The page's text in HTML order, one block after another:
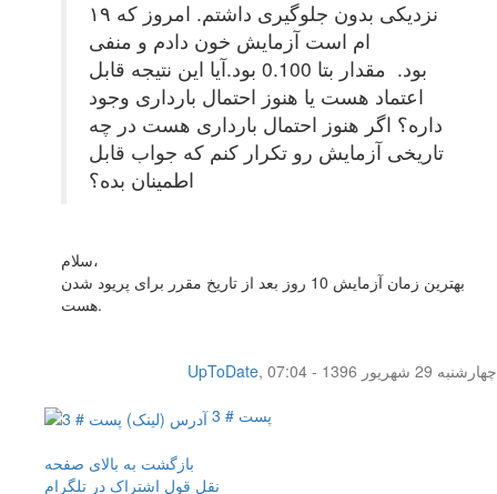
نزدیکی بدون جلوگیری داشتم. امروز که ۱۹
ام است آزمایش خون دادم و منفی
بود. مقدار بتا 0.100 بود.آیا این نتیجه قابل
اعتماد هست یا هنوز احتمال بارداری وجود
داره؟ اگر هنوز احتمال بارداری هست در چه
تاریخی آزمایش رو تکرار کنم که جواب قابل
اطمینان بده؟
سلام،
بهترین زمان آزمایش 10 روز بعد از تاریخ مقرر برای پریود شدن
هست.
UpToDate,
چهار‌شنبه 29 شهریور 1396 - 07:04
پست # 3
بازگشت به بالای صفحه
نقل قول اشتراک در تلگرام